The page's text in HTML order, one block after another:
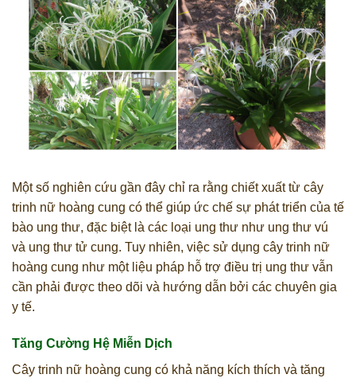
Một số nghiên cứu gần đây chỉ ra rằng chiết xuất từ cây
trinh nữ hoàng cung có thể giúp ức chế sự phát triển của tế
bào ung thư, đặc biệt là các loại ung thư như ung thư vú
và ung thư tử cung. Tuy nhiên, việc sử dụng cây trinh nữ
hoàng cung như một liệu pháp hỗ trợ điều trị ung thư vẫn
cần phải được theo dõi và hướng dẫn bởi các chuyên gia
y tế.
Tăng Cường Hệ Miễn Dịch
Cây trinh nữ hoàng cung có khả năng kích thích và tăng